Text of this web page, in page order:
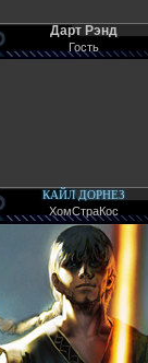
Дарт Рэнд
Гость
КАЙЛ ДОРНЕЗ
ХомСтраКос